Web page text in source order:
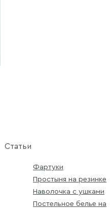
Статьи
Фартуки
Простыня на резинке
Наволочка с ушками
Постельное белье на